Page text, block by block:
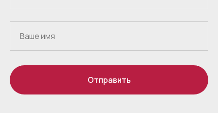
Отправить